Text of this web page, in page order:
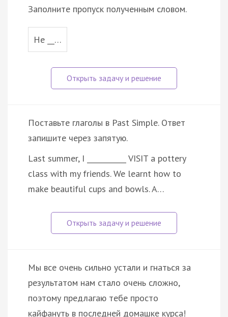
Заполните пропуск полученным словом.
He __…
Поставьте глаголы в Past Simple. Ответ
запишите через запятую.
Last summer, I ___________ VISIT a pottery
class with my friends. We learnt how to
make beautiful cups and bowls. A…
Мы все очень сильно устали и гнаться за
результатом нам стало очень сложно,
поэтому предлагаю тебе просто
кайфануть в последней домашке курса!